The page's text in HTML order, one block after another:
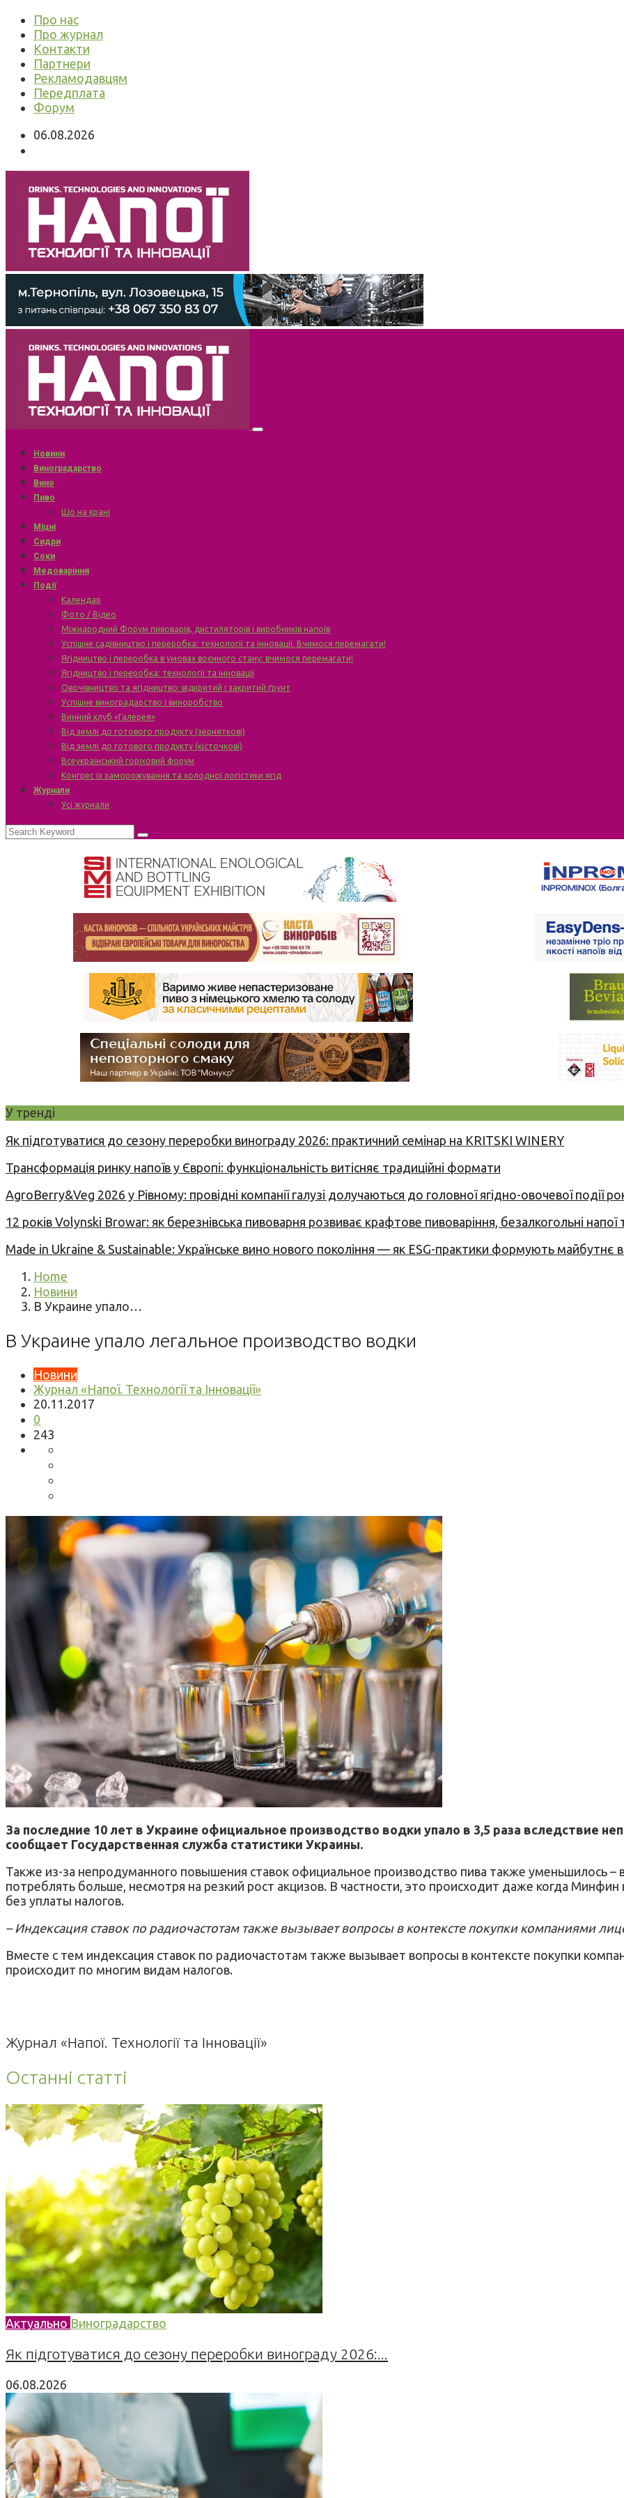
Про нас
Про журнал
Контакти
Партнери
Рекламодавцям
Передплата
Форум
06.08.2026
Новини
Виноградарство
Вино
Пиво
Що на крані
Міцні
Сидри
Соки
Медоваріння
Події
Календар
Фото / Відео
Міжнародний Форум пивоварів, дистиляторів і виробників напоїв
Успішне садівництво і переробка: технології та інновації. Вчимося перемагати!
Ягідництво і переробка в умовах воєнного стану: вчимося перемагати!
Ягідництво і переробка: технології та інновації
Овочівництво та ягідництво: відкритий і закритий ґрунт
Успішне виноградарство і виноробство
Винний клуб «Галерея»
Від землі до готового продукту (зерняткові)
Від землі до готового продукту (кісточкові)
Всеукраїнський горіховий форум
Конгрес із заморожування та холодної логістики ягід
Журнали
Усі журнали
У тренді
Як підготуватися до сезону переробки винограду 2026: практичний семінар на KRITSKI WINERY
Трансформація ринку напоїв у Європі: функціональність витісняє традиційні формати
AgroBerry&Veg 2026 у Рівному: провідні компанії галузі долучаються до головної ягідно-овочевої події
12 років Volynski Browar: як березнівська пивоварня розвиває крафтове пивоваріння, безалкогольні напої
Made in Ukraine & Sustainable: Українське вино нового покоління — як ESG-практики формують майбутнє
Home
Новини
В Украине упало…
В Украине упало легальное производство водки
Новини
Журнал «Напої. Технології та Інновації»
20.11.2017
0
243
За последние 10 лет в Украине официальное производство водки упало в 3,5 раза вследствие
сообщает Государственная служба статистики Украины.
Также из-за непродуманного повышения ставок официальное производство пива также уменьшилось
потреблять больше, несмотря на резкий рост акцизов. В частности, это происходит даже когда
без уплаты налогов.
– Индексация ставок по радиочастотам также вызывает вопросы в контексте покупки компаниями
Вместе с тем индексация ставок по радиочастотам также вызывает вопросы в контексте покупки
происходит по многим видам налогов.
Журнал «Напої. Технології та Інновації»
Останні статті
Актуально Виноградарство
Як підготуватися до сезону переробки винограду 2026:...
06.08.2026